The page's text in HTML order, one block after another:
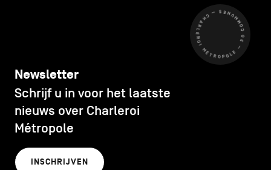
CHARLEROI MÉTROPOLE — 30 COMMUNES —
Newsletter
Schrijf u in voor het laatste
nieuws over Charleroi
Métropole
INSCHRIJVEN